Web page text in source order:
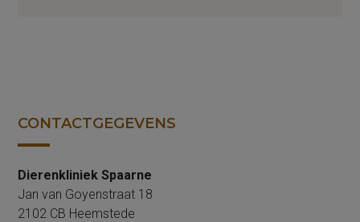
CONTACTGEGEVENS
Dierenkliniek Spaarne
Jan van Goyenstraat 18
2102 CB Heemstede